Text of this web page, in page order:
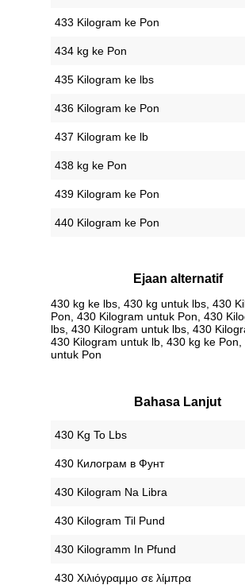
433 Kilogram ke Pon
434 kg ke Pon
435 Kilogram ke lbs
436 Kilogram ke Pon
437 Kilogram ke lb
438 kg ke Pon
439 Kilogram ke Pon
440 Kilogram ke Pon
Ejaan alternatif
430 kg ke lbs, 430 kg untuk lbs, 430
Pon, 430 Kilogram untuk Pon, 430
lbs, 430 Kilogram untuk lbs, 430
430 Kilogram untuk lb, 430 kg ke Pon,
untuk Pon
Bahasa Lanjut
‎430 Kg To Lbs
‎430 Килограм в Фунт
‎430 Kilogram Na Libra
‎430 Kilogram Til Pund
‎430 Kilogramm In Pfund
‎430 Χιλιόγραμμο σε λίμπρα